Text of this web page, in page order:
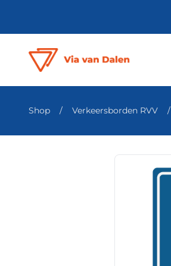
Shop / Verkeersborden RVV /